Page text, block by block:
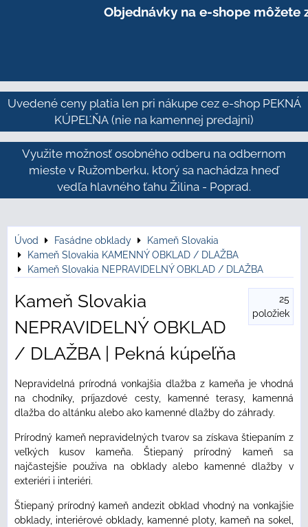
Objednávky na e-shope môžete
Uvedené ceny platia len pri nákupe cez e-shop PEKNÁ
KÚPEĽŇA (nie na kamennej predajni)
Využite možnosť osobného odberu na odbernom
mieste v Ružomberku, ktorý sa nachádza hneď
vedľa hlavného ťahu Žilina - Poprad.
Úvod Fasádne obklady
Kameň Slovakia
Kameň Slovakia KAMENNÝ OBKLAD / DLAŽBA
Kameň Slovakia NEPRAVIDELNÝ OBKLAD / DLAŽBA
Kameň Slovakia
NEPRAVIDELNÝ OBKLAD
/ DLAŽBA | Pekná kúpeľňa
25
položiek
Nepravidelná prírodná vonkajšia dlažba z kameňa je vhodná
na chodníky, príjazdové cesty, kamenné terasy, kamenná
dlažba do altánku alebo ako kamenné dlažby do záhrady.
Prírodný kameň nepravidelných tvarov sa získava štiepaním z
veľkých kusov kameňa. Štiepaný prírodný kameň sa
najčastejšie použiva na obklady alebo kamenné dlažby v
exteriéri i interiéri.
Štiepaný prírodný kameň andezit obklad vhodný na vonkajšie
obklady, interiérové obklady, kamenné ploty, kameň na sokel,